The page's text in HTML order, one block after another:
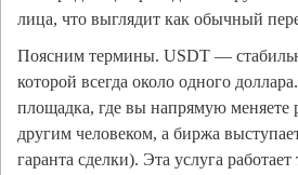
лица, что выглядит как обычный
Поясним термины. USDT —
которой всегда около одного
площадка, где вы напрямую меняете
другим человеком, а биржа
гаранта сделки). Эта услуга